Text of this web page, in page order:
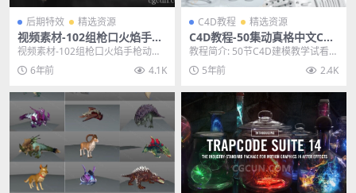
后期特效 精选资源
视频素材-102组枪口火焰手枪
动作战争电影4K合成特效素材
视频素材-102组枪口火焰手枪动作
战争电影4K合成特效素材 Final Cut
... 6年前 4.1K
C4D教程 精选资源
C4D教程-50集动真格中文C4D
产品建模案例教程含素材(14.7
G下载)
教程简介: 50节C4D建模教学试看，
布线挖洞技术，角色卡通，产品，
多边形，曲线...
5年前 2.4K